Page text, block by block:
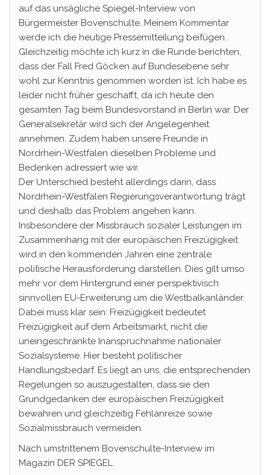
auf das unsägliche Spiegel-Interview von
Bürgermeister Bovenschulte. Meinem Kommentar
werde ich die heutige Pressemitteilung beifügen.
Gleichzeitig möchte ich kurz in die Runde berichten,
dass der Fall Fred Göcken auf Bundesebene sehr
wohl zur Kenntnis genommen worden ist. Ich habe es
leider nicht früher geschafft, da ich heute den
gesamten Tag beim Bundesvorstand in Berlin war. Der
Generalsekretär wird sich der Angelegenheit
annehmen. Zudem haben unsere Freunde in
Nordrhein-Westfalen dieselben Probleme und
Bedenken adressiert wie wir.
Der Unterschied besteht allerdings darin, dass
Nordrhein-Westfalen Regierungsverantwortung trägt
und deshalb das Problem angehen kann.
Insbesondere der Missbrauch sozialer Leistungen im
Zusammenhang mit der europäischen Freizügigkeit
wird in den kommenden Jahren eine zentrale
politische Herausforderung darstellen. Dies gilt umso
mehr vor dem Hintergrund einer perspektivisch
sinnvollen EU-Erweiterung um die Westbalkanländer.
Dabei muss klar sein: Freizügigkeit bedeutet
Freizügigkeit auf dem Arbeitsmarkt, nicht die
uneingeschränkte Inanspruchnahme nationaler
Sozialsysteme. Hier besteht politischer
Handlungsbedarf. Es liegt an uns, die entsprechenden
Regelungen so auszugestalten, dass sie den
Grundgedanken der europäischen Freizügigkeit
bewahren und gleichzeitig Fehlanreize sowie
Sozialmissbrauch vermeiden.
Nach umstrittenem Bovenschulte-Interview im
Magazin DER SPIEGEL